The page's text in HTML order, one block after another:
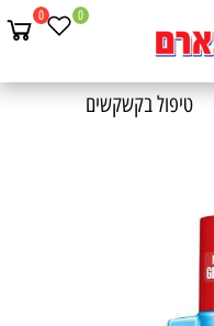
0 0
טיפול בקשקשים